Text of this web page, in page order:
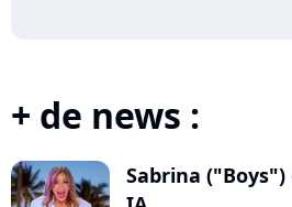
+ de news :
Sabrina